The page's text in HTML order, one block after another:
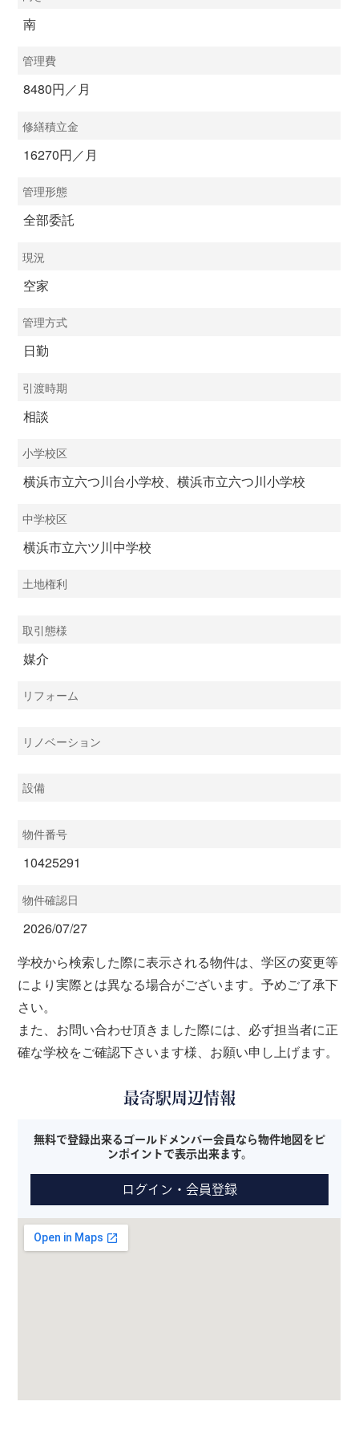
南
管理費
8480円／月
修繕積立金
16270円／月
管理形態
全部委託
現況
空家
管理方式
日勤
引渡時期
相談
小学校区
横浜市立六つ川台小学校、横浜市立六つ川小学校
中学校区
横浜市立六ツ川中学校
土地権利
取引態様
媒介
リフォーム
リノベーション
設備
物件番号
10425291
物件確認日
2026/07/27
学校から検索した際に表示される物件は、学区の変更等
により実際とは異なる場合がございます。予めご了承下
さい。
また、お問い合わせ頂きました際には、必ず担当者に正
確な学校をご確認下さいます様、お願い申し上げます。
最寄駅周辺情報
無料で登録出来るゴールドメンバー会員なら物件地図をピ
ンポイントで表示出来ます。
ログイン・会員登録
※本サービスはGoogle MAPを使用した現地の目安であり、必ず
しも現地とは限りません。また、表示されない場合もございま
す。